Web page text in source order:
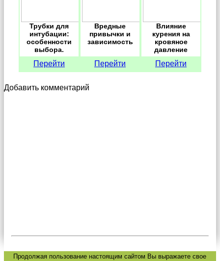
Трубки для
интубации:
особенности
выбора.
Перейти
Вредные
привычки и
зависимость
Перейти
Влияние
курения на
кровяное
давление
Перейти
Добавить комментарий
Продолжая пользование настоящим сайтом Вы выражаете свое